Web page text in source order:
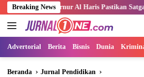
Langsung
ke
konten
Breaking News
Al Haris Pastikan Satgas Karhutla
Advertorial Berita Bisnis Dunia
Beranda Jurnal Pendidikan